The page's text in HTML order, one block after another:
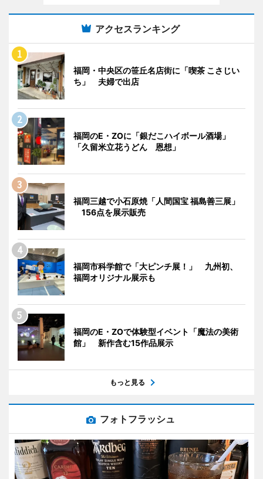
アクセスランキング
福岡・中央区の笹丘名店街に「喫茶 こさじい
ち」 夫婦で出店
福岡のE・ZOに「銀だこハイボール酒場」
「久留米立花うどん 恩想」
福岡三越で小石原焼「人間国宝 福島善三展」
156点を展示販売
福岡市科学館で「大ピンチ展！」 九州初、
福岡オリジナル展示も
福岡のE・ZOで体験型イベント「魔法の美術
館」 新作含む15作品展示
もっと見る
フォトフラッシュ